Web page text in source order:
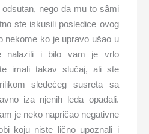
nego da mu to sâmi
ste iskusili posledice ovog
nekome ko je upravo ušao u
nalazili i bilo vam je vrlo
imali takav slučaj, ali ste
sledećeg susreta sa
iza njenih leđa opadali.
je neko napričao negativne
koju niste lično upoznali i